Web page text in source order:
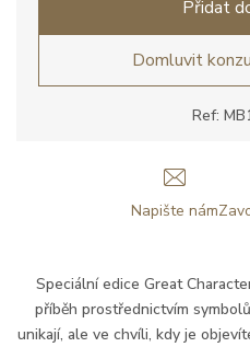
Ref:
Speciální edice Great
příběh prostřednictvím
unikají, ale ve chvíli, kdy je
Přidat
Domluvit
Napište nám